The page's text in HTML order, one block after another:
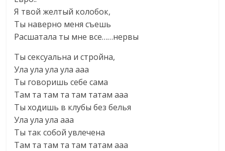
Я твой желтый колобок,
Ты наверно меня съешь
Расшатала ты мне все……нервы
Ты сексуальна и стройна,
Ула ула ула ула ааа
Ты говоришь себе сама
Там та там та там татам ааа
Ты ходишь в клубы без белья
Ула ула ула ааа
Ты так собой увлечена
Там та там та там татам ааа